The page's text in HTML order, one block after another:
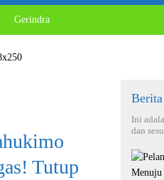
Gerindra
Tutup
Ini
dan